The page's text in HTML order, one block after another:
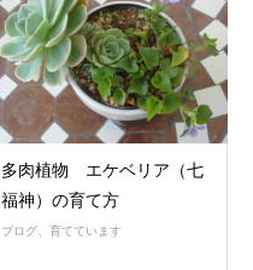
多肉植物 エケベリア（七
福神）の育て方
ブログ、育てています